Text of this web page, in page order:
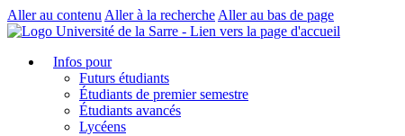
Aller au contenu Aller à la recherche Aller au bas de page
Infos pour
Futurs étudiants
Étudiants de premier semestre
Étudiants avancés
Lycéens